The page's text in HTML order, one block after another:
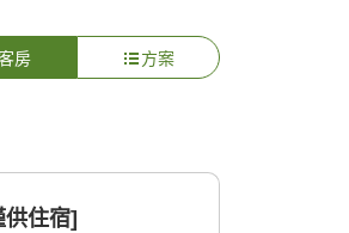
房 方案
住宿]